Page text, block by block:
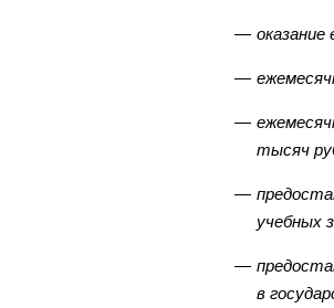
тысяч
учебных
в